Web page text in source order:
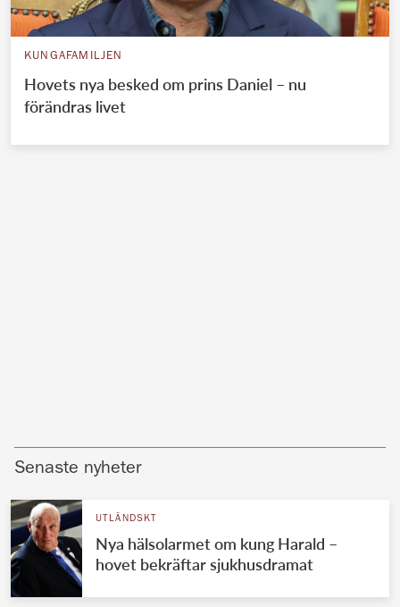
KUNGAFAMILJEN
Hovets nya besked om prins Daniel – nu
förändras livet
Senaste nyheter
UTLÄNDSKT
Nya hälsolarmet om kung Harald –
hovet bekräftar sjukhusdramat